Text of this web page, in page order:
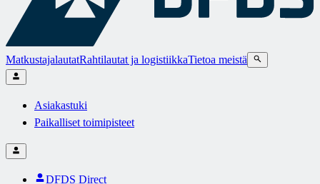
MatkustajalautatRahtilautat ja logistiikkaTietoa meistä
Asiakastuki
Paikalliset toimipisteet
DFDS Direct